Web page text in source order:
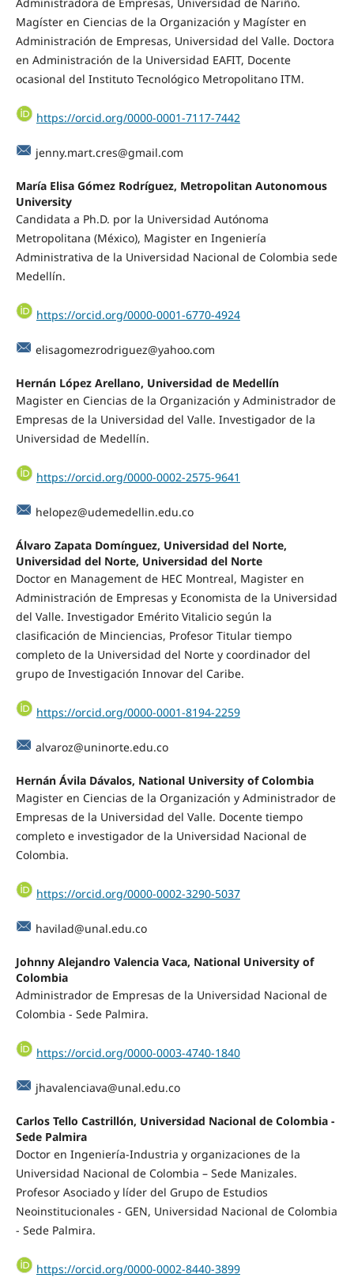
Magíster en Ciencias de la Organización y Magíster en
Administración de Empresas, Universidad del Valle. Doctora
en Administración de la Universidad EAFIT, Docente
ocasional del Instituto Tecnológico Metropolitano ITM.
https://orcid.org/0000-0001-7117-7442
jenny.mart.cres@gmail.com
María Elisa Gómez Rodríguez, Metropolitan Autonomous
University
Candidata a Ph.D. por la Universidad Autónoma
Metropolitana (México), Magister en Ingeniería
Administrativa de la Universidad Nacional de Colombia sede
Medellín.
https://orcid.org/0000-0001-6770-4924
elisagomezrodriguez@yahoo.com
Hernán López Arellano, Universidad de Medellín
Magister en Ciencias de la Organización y Administrador de
Empresas de la Universidad del Valle. Investigador de la
Universidad de Medellín.
https://orcid.org/0000-0002-2575-9641
helopez@udemedellin.edu.co
Álvaro Zapata Domínguez, Universidad del Norte,
Universidad del Norte, Universidad del Norte
Doctor en Management de HEC Montreal, Magister en
Administración de Empresas y Economista de la Universidad
del Valle. Investigador Emérito Vitalicio según la
clasificación de Minciencias, Profesor Titular tiempo
completo de la Universidad del Norte y coordinador del
grupo de Investigación Innovar del Caribe.
https://orcid.org/0000-0001-8194-2259
alvaroz@uninorte.edu.co
Hernán Ávila Dávalos, National University of Colombia
Magister en Ciencias de la Organización y Administrador de
Empresas de la Universidad del Valle. Docente tiempo
completo e investigador de la Universidad Nacional de
Colombia.
https://orcid.org/0000-0002-3290-5037
havilad@unal.edu.co
Johnny Alejandro Valencia Vaca, National University of
Colombia
Administrador de Empresas de la Universidad Nacional de
Colombia - Sede Palmira.
https://orcid.org/0000-0003-4740-1840
jhavalenciava@unal.edu.co
Carlos Tello Castrillón, Universidad Nacional de Colombia -
Sede Palmira
Doctor en Ingeniería-Industria y organizaciones de la
Universidad Nacional de Colombia – Sede Manizales.
Profesor Asociado y líder del Grupo de Estudios
Neoinstitucionales - GEN, Universidad Nacional de Colombia
- Sede Palmira.
https://orcid.org/0000-0002-8440-3899